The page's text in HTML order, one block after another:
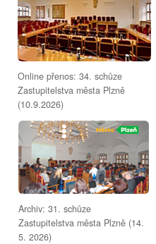
Online přenos: 34. schůze
Zastupitelstva města Plzně
(10.9.2026)
Archiv: 31. schůze
Zastupitelstva města Plzně (14.
5. 2026)